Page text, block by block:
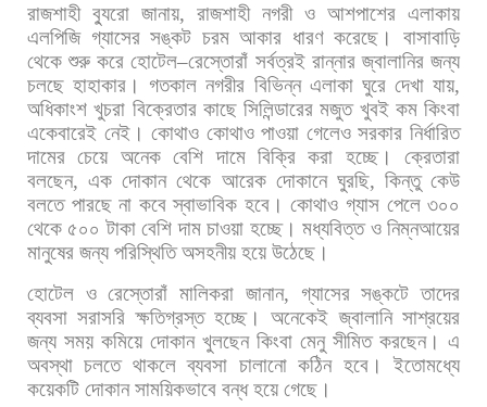
রাজশাহী ব্যুরো জানায়, রাজশাহী নগরী ও আশপাশের এলাকায়
এলপিজি গ্যাসের সঙ্কট চরম আকার ধারণ করেছে।
বাসাবাড়ি
থেকে শুরু করে হোটেল–রেস্তোরাঁ সর্বত্রই রান্নার জ্বালানির জন্য
চলছে হাহাকার। গতকাল নগরীর বিভিন্ন এলাকা ঘুরে দেখা যায়,
অধিকাংশ খুচরা বিক্রেতার কাছে সিলিন্ডারের মজুত খুবই কম কিংবা
একেবারেই নেই। কোথাও কোথাও পাওয়া গেলেও সরকার নির্ধারিত
দামের চেয়ে অনেক বেশি দামে বিক্রি করা হচ্ছে।
ক্রেতারা
বলছেন,এক দোকান থেকে আরেক দোকানে ঘুরছি, কিন্তু কেউ
বলতে পারছে না কবে স্বাভাবিক হবে। কোথাও গ্যাস পেলে ৩০০
থেকে ৫০০ টাকা বেশি দাম চাওয়া হচ্ছে। মধ্যবিত্ত ও নিম্নআয়ের
মানুষের জন্য পরিস্থিতি অসহনীয় হয়ে উঠেছে।
হোটেল ও রেস্তোরাঁ মালিকরা জানান, গ্যাসের সঙ্কটে তাদের
ব্যবসা সরাসরি ক্ষতিগ্রস্ত হচ্ছে। অনেকেই জ্বালানি সাশ্রয়ের
জন্য সময় কমিয়ে দোকান খুলছেন কিংবা মেনু সীমিত করছেন। এ
অবস্থা চলতে থাকলে ব্যবসা চালানো কঠিন হবে।
ইতোমধ্যে
কয়েকটি দোকান সাময়িকভাবে বন্ধ হয়ে গেছে।